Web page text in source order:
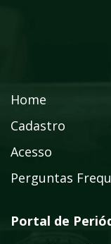
Home
Cadastro
Acesso
Perguntas
Portal de